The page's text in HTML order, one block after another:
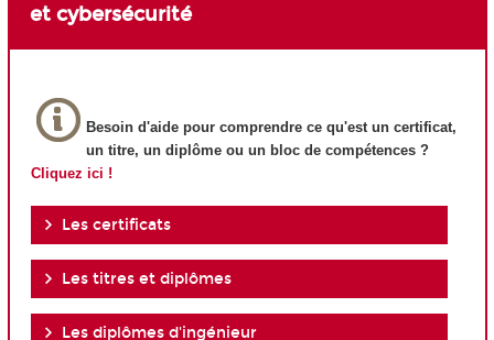
et cybersécurité
Besoin d'aide pour comprendre ce qu'est un certificat,
un titre, un diplôme ou un bloc de compétences ?
Cliquez ici !
Les certificats
Les titres et diplômes
Les diplômes d'ingénieur